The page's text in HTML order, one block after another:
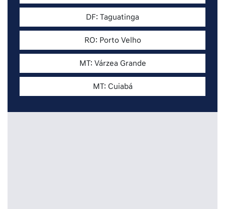
DF: Taguatinga
RO: Porto Velho
MT: Várzea Grande
MT: Cuiabá